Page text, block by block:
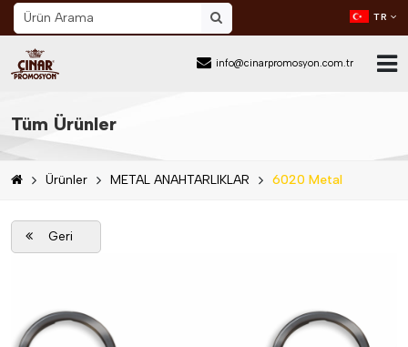
info@cinarpromosyon.com.tr
TR
Ana Sayfa
Hakkımızda
Sektör
Ürünler
Blog
Tüm Ürünler
Ürünler METAL ANAHTARLIKLAR 6020 Metal
Geri